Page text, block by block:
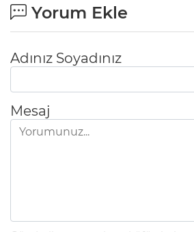
Yorum Ekle
Adınız Soyadınız
Mesaj